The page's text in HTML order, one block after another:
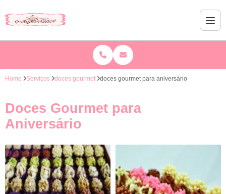
Home Serviços doces gourmet doces gourmet para aniversário
Doces Gourmet para
Aniversário